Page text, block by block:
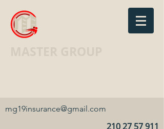
mg19insurance@gmail.com
210 27 57 911